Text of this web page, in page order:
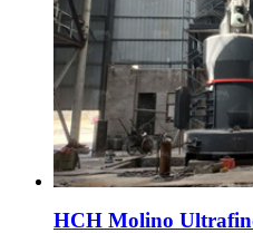
HCH Molino